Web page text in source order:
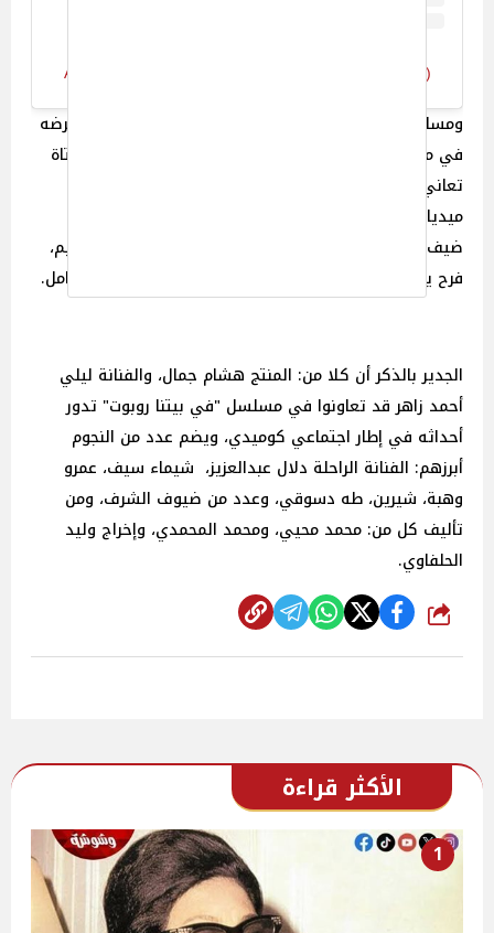
A post shared by Hisham Gamal (@hishamgamalbb)
ومسلسل "أعلي نسبة مشاهدة" مكون من 16حلقة، تم عرضه
في موسم دراما رمضان 2024، وتدور أحداثه حول قصة فتاة
تعاني من الفقر هي، وأسرتها وتحظي بمواقع السوشيال
ميديا، هي وشقيقتها، والمسلسل من بطولة: سلمي أبو
ضيف، ليلي أحمد زاهر، انتصار، محمد محمود، هند عبدالحليم،
فرح يوسف، إسلام ابراهيم، فكرة، وإخراج ياسمين أحمد كامل.
الجدير بالذكر أن كلا من: المنتج هشام جمال، والفنانة ليلي
أحمد زاهر قد تعاونوا في مسلسل "في بيتنا روبوت" تدور
أحداثه في إطار اجتماعي كوميدي، ويضم عدد من النجوم
أبرزهم: الفنانة الراحلة دلال عبدالعزيز، شيماء سيف، عمرو
وهبة، شيرين، طه دسوقي، وعدد من ضيوف الشرف، ومن
تأليف كل من: محمد محيي، ومحمد المحمدي، وإخراج وليد
الحلفاوي.
شارك
الأكثر قراءة
1